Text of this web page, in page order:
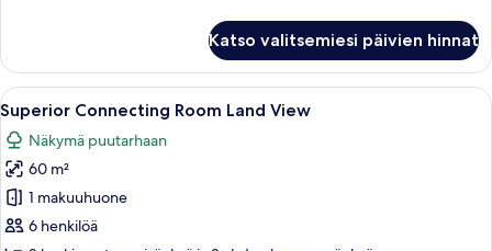
Outdoor
Whirlpool
Katso valitsemiesi päivien hinnat
Avaa
kaikki
huonetyypin
Superior
Connecting
Room
Makuuhuoneessa on sänky, puinen
7
Superior Connecting Room Land View
Näkymä puutarhaan
60 m²
1 makuuhuone
6 henkilöä